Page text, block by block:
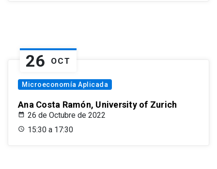
26 OCT
Microeconomía Aplicada
Ana Costa Ramón, University of Zurich
26 de Octubre de 2022
15:30 a 17:30